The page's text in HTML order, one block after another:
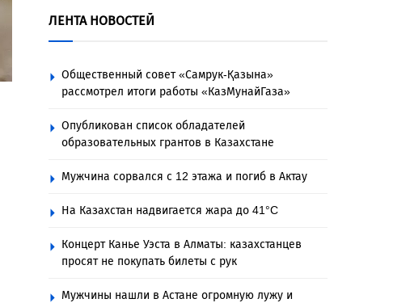
ЛЕНТА НОВОСТЕЙ
Общественный совет «Самрук-Қазына»
рассмотрел итоги работы «КазМунайГаза»
Опубликован список обладателей
образовательных грантов в Казахстане
Мужчина сорвался с 12 этажа и погиб в Актау
На Казахстан надвигается жара до 41°C
Концерт Канье Уэста в Алматы: казахстанцев
просят не покупать билеты с рук
Мужчины нашли в Астане огромную лужу и